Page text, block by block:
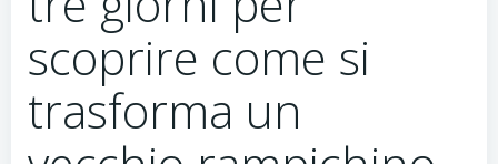
scoprire come si
trasforma un